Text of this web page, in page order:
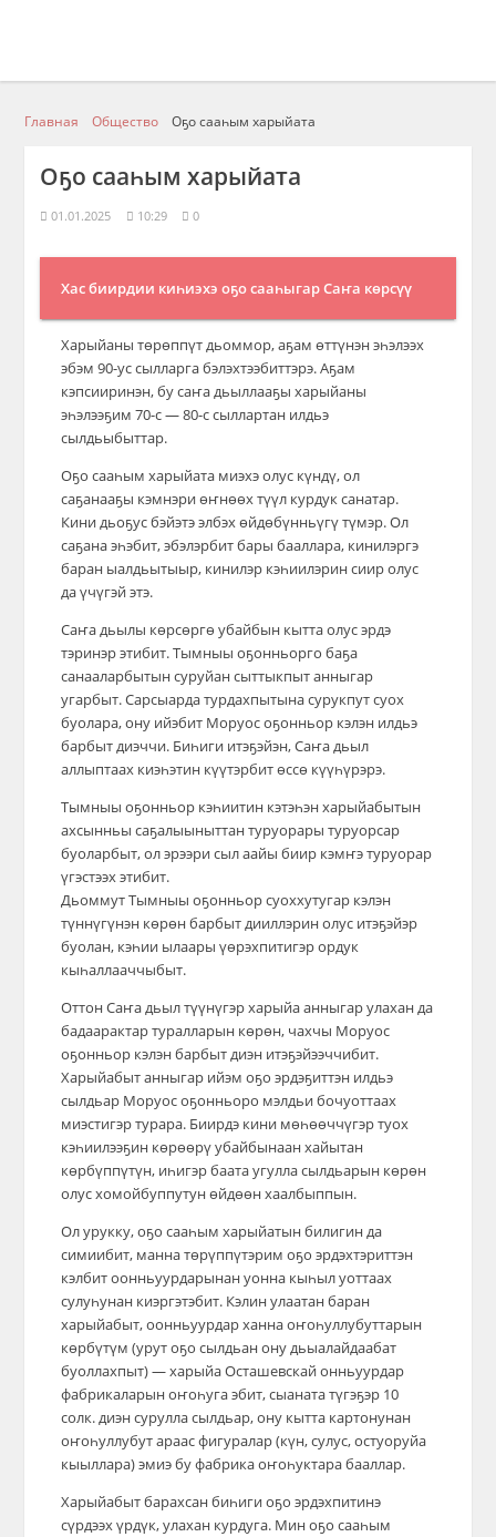
Главная Общество Оҕо сааһым харыйата
Оҕо сааһым харыйата
01.01.2025 10:29 0
Хас биирдии киһиэхэ оҕо сааһыгар Саҥа көрсүү
үөрүүлээх кэмэ бастакы харыйата буолар. Ол
курдук, мин бастакы харыйабын кытта билигин
да арахсыбакка сылдьабын, олоҕум устатыгар, 28
сыл, Саҥа дьылы биир харыйанан көрсөбүн.
Харыйаны төрөппүт дьоммор, аҕам өттүнэн эһэлээх
эбэм 90-ус сылларга бэлэхтээбиттэрэ. Аҕам
кэпсииринэн, бу саҥа дьыллааҕы харыйаны
эһэлээҕим 70-с — 80-с сыллартан илдьэ
сылдьыбыттар.
Оҕо сааһым харыйата миэхэ олус күндү, ол
саҕанааҕы кэмнэри өҥнөөх түүл курдук санатар.
Кини дьоҕус бэйэтэ элбэх өйдөбүнньүгү түмэр. Ол
саҕана эһэбит, эбэлэрбит бары бааллара, кинилэргэ
баран ыалдьытыыр, кинилэр кэһиилэрин сиир олус
да үчүгэй этэ.
Саҥа дьылы көрсөргө убайбын кытта олус эрдэ
тэринэр этибит. Тымныы оҕонньорго баҕа
санааларбытын суруйан сыттыкпыт анныгар
угарбыт. Сарсыарда турдахпытына сурукпут суох
буолара, ону ийэбит Моруос оҕонньор кэлэн илдьэ
барбыт диэччи. Биһиги итэҕэйэн, Саҥа дьыл
аллыптаах киэһэтин күүтэрбит өссө күүһүрэрэ.
Тымныы оҕонньор кэһиитин кэтэһэн харыйабытын
ахсынньы саҕалыыныттан туруорары туруорсар
буоларбыт, ол эрээри сыл аайы биир кэмҥэ туруорар
үгэстээх этибит.
Дьоммут Тымныы оҕонньор суоххутугар кэлэн
түннүгүнэн көрөн барбыт дииллэрин олус итэҕэйэр
буолан, кэһии ылаары үөрэхпитигэр ордук
кыһаллааччыбыт.
Оттон Саҥа дьыл түүнүгэр харыйа анныгар улахан да
бадаарактар туралларын көрөн, чахчы Моруос
оҕонньор кэлэн барбыт диэн итэҕэйээччибит.
Харыйабыт анныгар ийэм оҕо эрдэҕиттэн илдьэ
сылдьар Моруос оҕонньоро мэлдьи бочуоттаах
миэстигэр турара. Биирдэ кини мөһөөччүгэр туох
кэһиилээҕин көрөөрү убайбынаан хайытан
көрбүппүтүн, иһигэр баата угулла сылдьарын көрөн
олус хомойбуппутун өйдөөн хаалбыппын.
Ол урукку, оҕо сааһым харыйатын билигин да
симиибит, манна төрүппүтэрим оҕо эрдэхтэриттэн
кэлбит оонньуурдарынан уонна кыһыл уоттаах
сулуһунан киэргэтэбит. Кэлин улаатан баран
харыйабыт, оонньуурдар ханна оҥоһуллубуттарын
көрбүтүм (урут оҕо сылдьан ону дьыалайдаабат
буоллахпыт) — харыйа Осташевскай онньуурдар
фабрикаларын оҥоһуга эбит, сыаната түгэҕэр 10
солк. диэн сурулла сылдьар, ону кытта картонунан
оҥоһуллубут араас фигуралар (күн, сулус, остуоруйа
кыыллара) эмиэ бу фабрика оҥоһуктара бааллар.
Харыйабыт барахсан биһиги оҕо эрдэхпитинэ
сүрдээх үрдүк, улахан курдуга. Мин оҕо сааһым